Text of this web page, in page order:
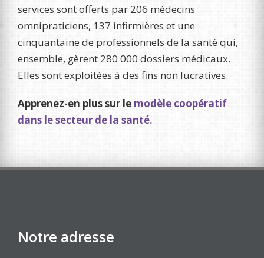
services sont offerts par 206 médecins
omnipraticiens, 137 infirmières et une
cinquantaine de professionnels de la santé qui,
ensemble, gèrent 280 000 dossiers médicaux.
Elles sont exploitées à des fins non lucratives.
Apprenez-en plus sur le modèle coopératif
dans le secteur de la santé.
Notre adresse